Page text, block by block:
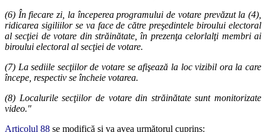
(6) În fiecare zi, la începerea programului de votare prevăzut la (4),
ridicarea sigiliilor se va face de către preşedintele biroului electoral
al secţiei de votare din străinătate, în prezenţa celorlalţi membri ai
biroului electoral al secţiei de votare.
(7) La sediile secţiilor de votare se afişează la loc vizibil ora la care
începe, respectiv se încheie votarea.
(8) Localurile secţiilor de votare din străinătate sunt monitorizate
video."
Articolul 88 se modifică şi va avea următorul cuprins: